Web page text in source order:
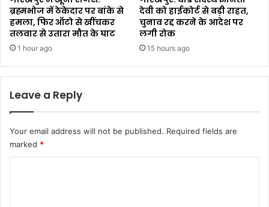
ब्रह्मभोज में ठेकेदार पर बांके से
हमला, फिर ऑटो से खींचकर
तलवार से उतारा मौत के घाट
1 hour ago
देवी को हाईकोर्ट से बड़ी राहत,
चुनाव रद्द करने के आदेश पर
लगी रोक
15 hours ago
Leave a Reply
Your email address will not be published. Required fields are
marked *